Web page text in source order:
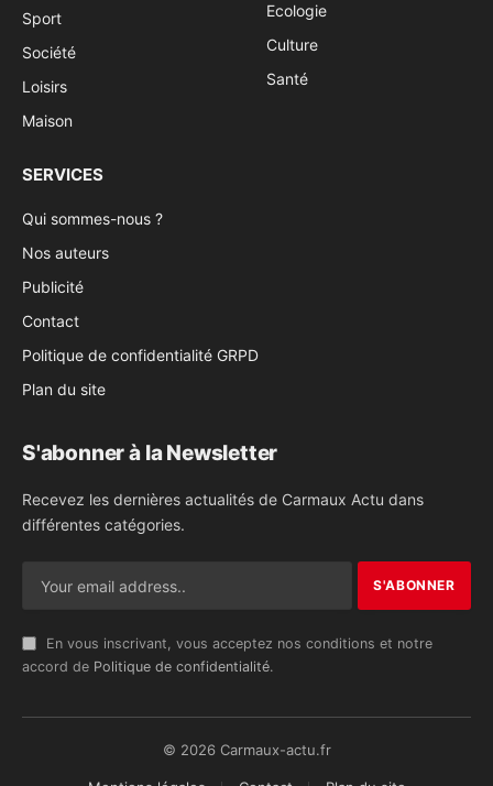
Sport
Société
Loisirs
Maison
Ecologie
Culture
Santé
SERVICES
Qui sommes-nous ?
Nos auteurs
Publicité
Contact
Politique de confidentialité GRPD
Plan du site
S'abonner à la Newsletter
Recevez les dernières actualités de Carmaux Actu dans
différentes catégories.
En vous inscrivant, vous acceptez nos conditions et notre
accord de Politique de confidentialité.
© 2026 Carmaux-actu.fr